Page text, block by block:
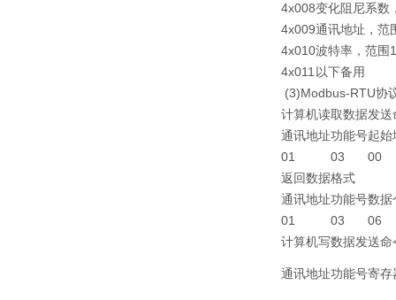
4x008变化阻尼系数
4x009通讯地址，范
4x010波特率，范围
4x011 以下备用
(3)Modbus-RTU协
计算机读取数据发
通讯地址功能号起始
01
03
00
返回数据格式
通讯地址功能号数据
01
03
06
计算机写数据发送命
通讯地址功能号寄存